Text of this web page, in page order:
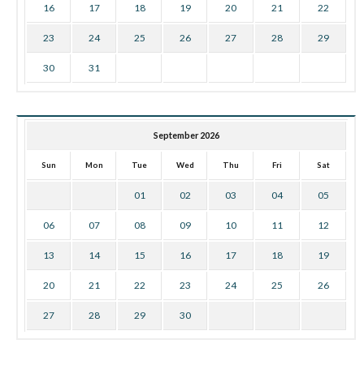
16 17 18 19 20 21 22
23 24 25 26 27 28 29
30 31
September 2026
Sun Mon Tue Wed Thu Fri Sat
01 02 03 04 05
06 07 08 09 10 11 12
13 14 15 16 17 18 19
20 21 22 23 24 25 26
27 28 29 30